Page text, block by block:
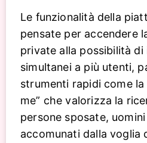
Le funzionalità della
pensate per accendere
private alla possibilità di
simultanei a più utenti,
strumenti rapidi come la
me” che valorizza la
persone sposate,
accomunati dalla voglia